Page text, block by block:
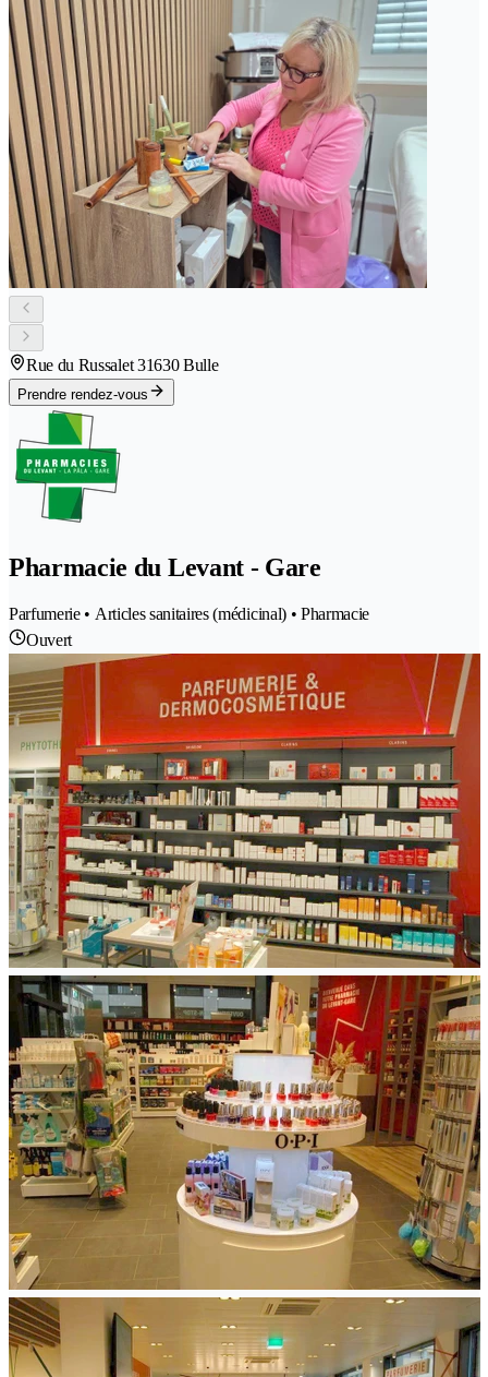
Rue du Russalet 31630 Bulle
Prendre rendez-vous
Pharmacie du Levant - Gare
Parfumerie • Articles sanitaires (médicinal) • Pharmacie
Ouvert